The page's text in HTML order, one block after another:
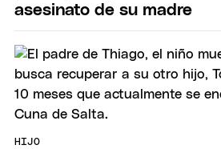
asesinato de su madre
HIJO